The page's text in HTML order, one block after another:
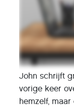
John schrijft
vorige keer
hemzelf,